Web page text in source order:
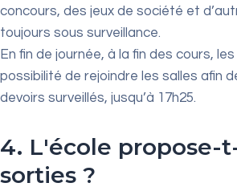
concours, des jeux de société et
toujours sous surveillance.
En fin de journée, à la fin des cours,
possibilité de rejoindre les salles afin
devoirs surveillés, jusqu’à 17h25.
4. L'école propose-
sorties ?